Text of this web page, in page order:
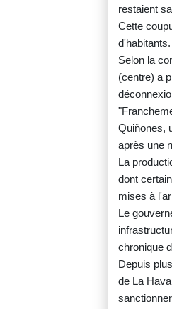
restaient
Cette
d'habitants.
Selon la
(centre) a
Quiñones,
après une
La
dont
mises à
Le
chronique
Depuis
de La